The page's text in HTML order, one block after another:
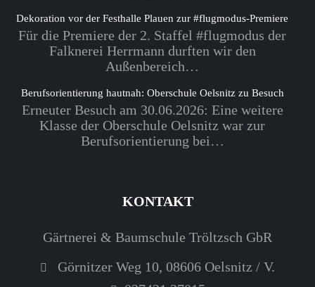
Dekoration vor der Festhalle Plauen zur #flugmodus-Premiere
Für die Premiere der 2. Staffel #flugmodus der
Falknerei Herrmann durften wir den
Außenbereich…
Berufsorientierung hautnah: Oberschule Oelsnitz zu Besuch
Erneuter Besuch am 30.06.2026: Eine weitere
Klasse der Oberschule Oelsnitz war zur
Berufsorientierung bei…
KONTAKT
Gärtnerei & Baumschule Tröltzsch GbR
Görnitzer Weg 10, 08606 Oelsnitz / V.